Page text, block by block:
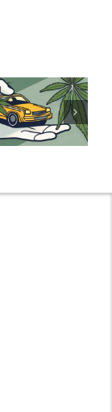
Cannabis
Samen
kaufen: Alles
was Sie